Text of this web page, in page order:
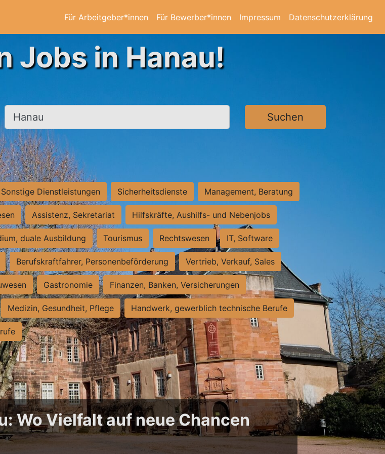
Für Arbeitgeber*innen Für Bewerber*innen Impressum Datenschutzerklärung
Jobs in Hanau!
Ort, Stadt Suchen
Sonstige Dienstleistungen Sicherheitsdienste Management, Beratung
Assistenz, Sekretariat Hilfskräfte, Aushilfs- und Nebenjobs
duale Ausbildung Tourismus Rechtswesen IT, Software
Berufskraftfahrer, Personenbeförderung Vertrieb, Verkauf, Sales
Gastronomie Finanzen, Banken, Versicherungen
Medizin, Gesundheit, Pflege Handwerk, gewerblich technische Berufe
Wo Vielfalt auf neue Chancen